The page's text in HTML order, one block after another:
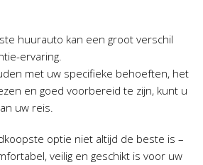
huurauto kan een groot verschil
ervaring.
met uw specifieke behoeften, het
en goed voorbereid te zijn, kunt u
uw reis.
optie niet altijd de beste is –
veilig en geschikt is voor uw